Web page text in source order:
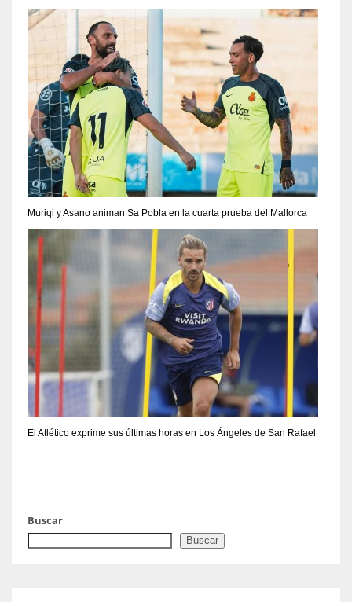
Muriqi y Asano animan Sa Pobla en la cuarta prueba del Mallorca
El Atlético exprime sus últimas horas en Los Ángeles de San Rafael
Buscar
Buscar